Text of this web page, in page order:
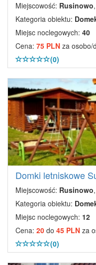
Miejscowość: Rusinowo
Kategoria obiektu:
Miejsc noclegowych: 40
Cena: 75 PLN za osobo/
(0)
Domki letniskowe
Miejscowość: Rusinowo
Kategoria obiektu:
Miejsc noclegowych: 12
Cena: 20 do 45 PLN za
(0)